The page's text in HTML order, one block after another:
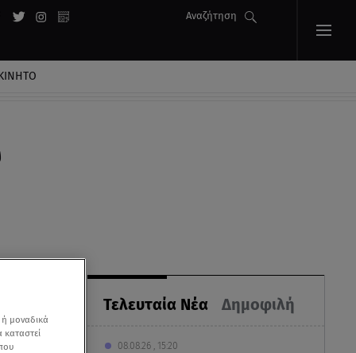
Αναζήτηση
Τελευταία Νέα Δημοφιλή
08.08.26 , 15:20
μοναδικά